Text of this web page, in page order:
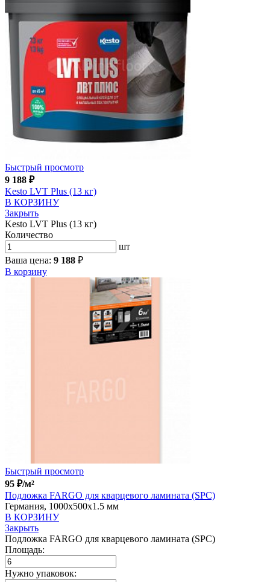
Быстрый просмотр
9 188 ₽
Kesto LVT Plus (13 кг)
В КОРЗИНУ
Закрыть
Kesto LVT Plus (13 кг)
Количество
шт
Ваша цена: 9 188 ₽
В корзину
Быстрый просмотр
95 ₽/м²
Подложка FARGO для кварцевого ламината (SPC)
Германия, 1000x500x1.5 мм
В КОРЗИНУ
Закрыть
Подложка FARGO для кварцевого ламината (SPC)
Площадь:
Нужно упаковок: